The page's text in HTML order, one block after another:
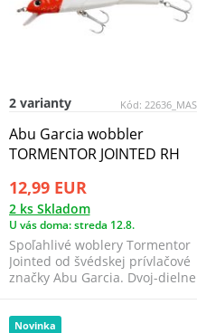
Kód: 22636_MAS
2 varianty
Abu Garcia wobbler
TORMENTOR JOINTED RH
12,99 EUR
2 ks Skladom
U vás doma: streda 12.8.
Spoľahlivé woblery Tormentor
Jointed od švédskej prívlačové
značky Abu Garcia. Dvoj-dielne
Novinka